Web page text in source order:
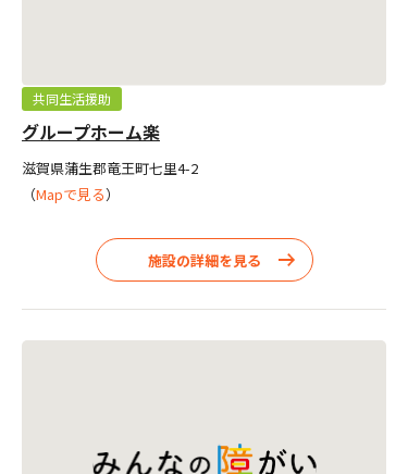
共同生活援助
グループホーム楽
滋賀県蒲生郡竜王町七里4-2
（Mapで見る）
施設の詳細を見る